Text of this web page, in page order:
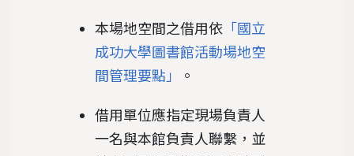
本場地空間之借用依 「國立
成功大學圖書館活動場地空
間管理要點」
。
借用單位應指定現場負責人
一名與本館負責人聯繫，並